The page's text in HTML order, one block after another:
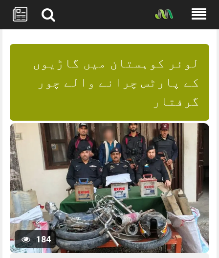
content
لوئر کوہستان میں گاڑیوں
کے پارٹس چرانے والے چور
گرفتار
184